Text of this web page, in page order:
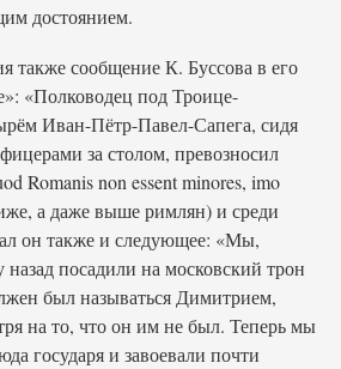
достоянием.
также сообщение К. Буссова в его
«Полководец под Троице-
Иван-Пётр-Павел-Сапега, сидя
за столом, превозносил
Romanis non essent minores, imo
а даже выше римлян) и среди
он также и следующее: «Мы,
назад посадили на московский трон
был называться Димитрием,
на то, что он им не был. Теперь мы
государя и завоевали почти